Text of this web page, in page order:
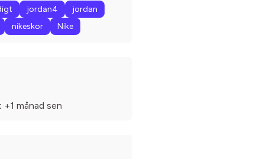
jordan4
jordan
nikeskor Nike
+1 månad sen